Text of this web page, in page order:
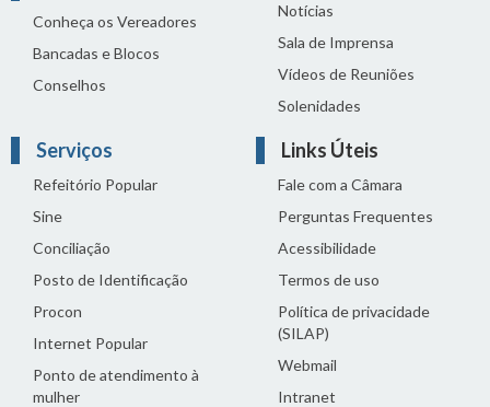
Conheça os Vereadores
Bancadas e Blocos
Conselhos
Notícias
Sala de Imprensa
Vídeos de Reuniões
Solenidades
Serviços
Refeitório Popular
Sine
Conciliação
Posto de Identificação
Procon
Internet Popular
Ponto de atendimento à
mulher
Links Úteis
Fale com a Câmara
Perguntas Frequentes
Acessibilidade
Termos de uso
Política de privacidade
(SILAP)
Webmail
Intranet